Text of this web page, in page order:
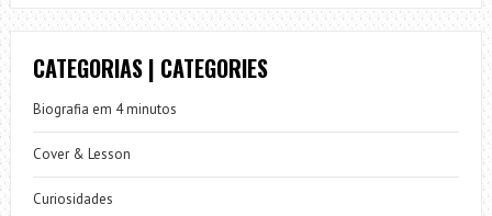
CATEGORIAS | CATEGORIES
Biografia em 4 minutos
Cover & Lesson
Curiosidades